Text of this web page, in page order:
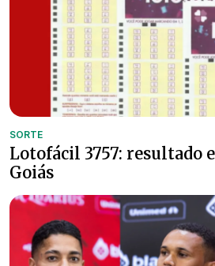
SORTE
Lotofácil 3757: resultado
Goiás